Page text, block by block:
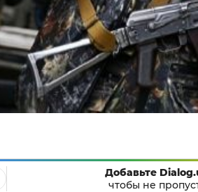
Добавьте
чтобы не